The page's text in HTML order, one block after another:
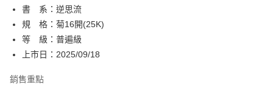
３．安心：先確認商品／服務後，再付款。
【「AFTEE先享後付」結帳流程】
１．於結帳方式選擇「AFTEE先享後付」後，將跳轉至「AFTEE先享後付」
結帳頁面，進行簡訊認證並確認金額後，即可完成結帳。
２．訂單成立數日內，您將收到繳費通知簡訊。
ATM／網路銀行／等多元方式進行付款，方視為交易完成。
全家取貨付款
每筆NT$80，滿NT$500(含以上)免運費
付款後全家取貨
書 系：逆思流
規 格：菊16開(25K)
等 級：普遍級
上市日：2025/09/18
銷售重點